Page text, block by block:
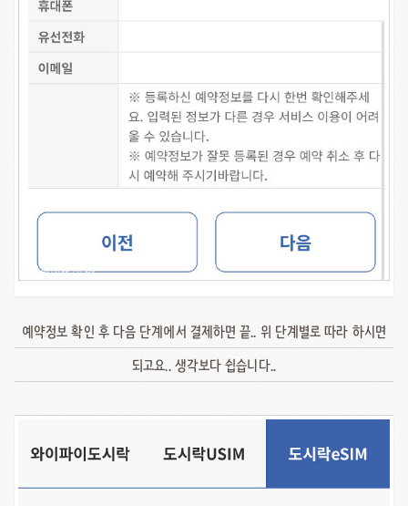
예약정보 확인 후 다음 단계에서 결제하면 끝.. 위 단계별로 따라 하시면
되고요.. 생각보다 쉽습니다..